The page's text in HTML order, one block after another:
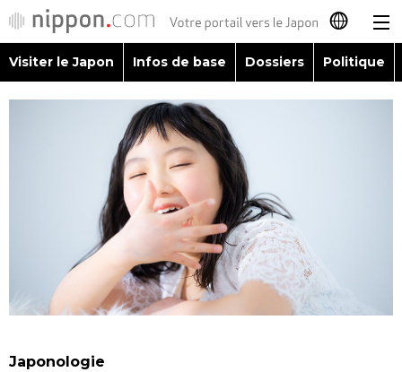
日本語
繁體字
Español
العربية
Visiter le Japon
Infos de base
Dossiers
Visiter le Japon Infos de base Dossiers Politique
Japonologie